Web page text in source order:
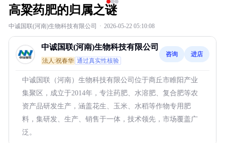
高粱药肥的归属之谜
中诚国联(河南)生物科技有限公司 · 2026-05-22 05:10:08
中诚国联(河南)生物科技有限公司
法人:祝春华 通过真实性核验
咨询 进店
中诚国联（河南）生物科技有限公司位于商丘市睢阳产业
集聚区，成立于2014年，专注药肥、水溶肥、复合肥等农
资产品研发生产，涵盖花生、玉米、水稻等作物专用肥
料，集研发、生产、销售于一体，技术领先，市场覆盖广
泛。